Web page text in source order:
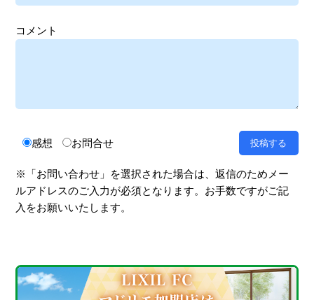
コメント
感想 お問合せ
※「お問い合わせ」を選択された場合は、返信のためメー
ルアドレスのご入力が必須となります。お手数ですがご記
入をお願いいたします。